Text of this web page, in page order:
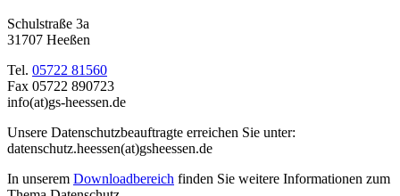
Schulstraße 3a
31707 Heeßen
Tel. 05722 81560
Fax 05722 890723
info(at)gs-heessen.de
Unsere Datenschutzbeauftragte erreichen Sie unter:
datenschutz.heessen(at)gsheessen.de
In unserem Downloadbereich finden Sie weitere Informationen zum